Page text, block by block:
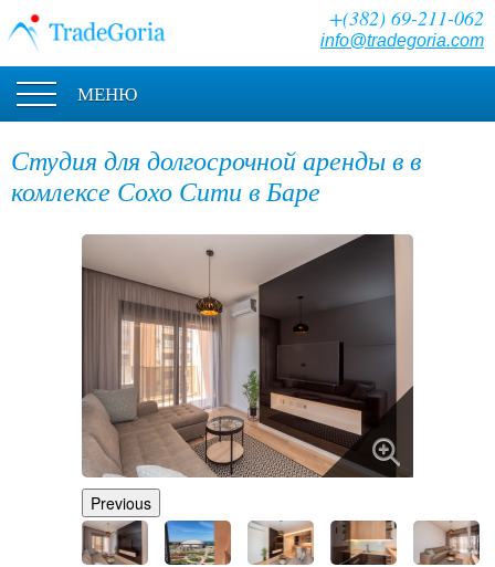
+(382) 69-211-062
info@tradegoria.com
МЕНЮ
Студия для долгосрочной аренды в в
комлексе Сохо Сити в Баре
Previous